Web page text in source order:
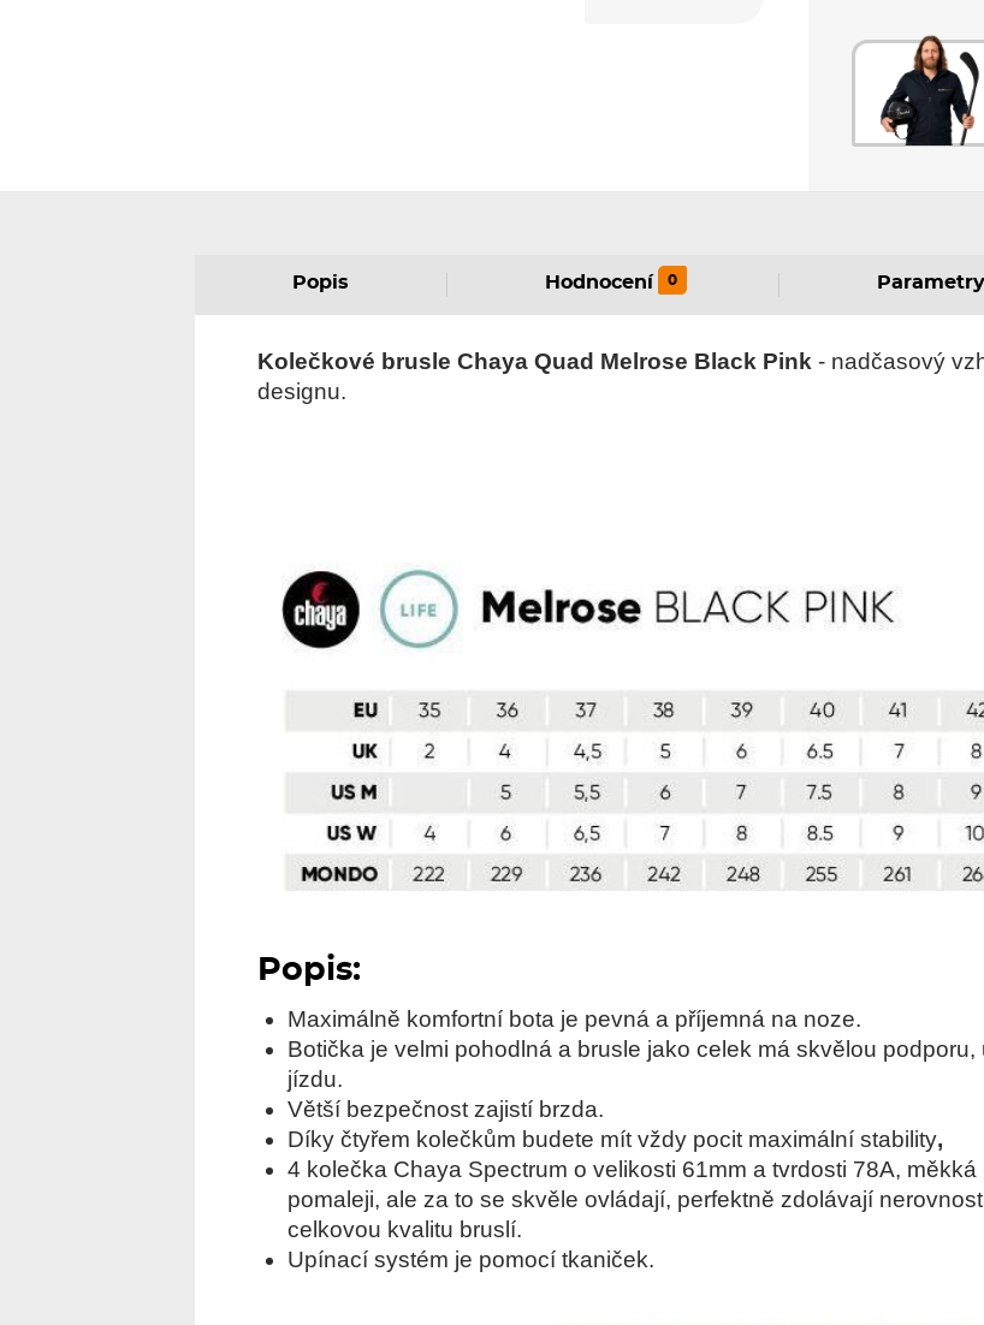
Popis Hodnocení 0 Parametry
Kolečkové brusle Chaya Quad Melrose Black Pink - nadčasový
designu.
Popis:
Maximálně komfortní bota je pevná a příjemná na noze.
Botička je velmi pohodlná a brusle jako celek má skvělou
jízdu.
Větší bezpečnost zajistí brzda.
Díky čtyřem kolečkům budete mít vždy pocit maximální stability,
4 kolečka Chaya Spectrum o velikosti 61mm a tvrdosti 78A,
pomaleji, ale za to se skvěle ovládají, perfektně zdolávají
celkovou kvalitu bruslí.
Upínací systém je pomocí tkaniček.